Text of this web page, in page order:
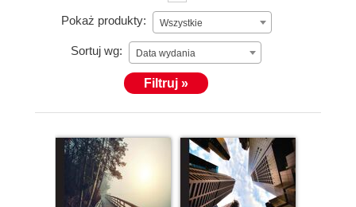
Pokaż produkty: Wszystkie
Sortuj wg: Data wydania
Filtruj »